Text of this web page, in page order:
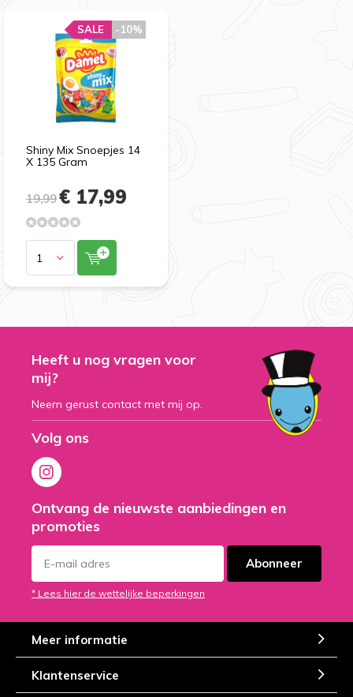
Shiny Mix Snoepjes 14
X 135 Gram
-10%
SALE
19,99€ 17,99
Heeft u nog vragen voor
mij?
Neem gerust contact met mij op.
Volg ons
Ontvang de nieuwste aanbiedingen en
promoties
Abonneer
* Lees hier de wettelijke beperkingen
Meer informatie
Klantenservice